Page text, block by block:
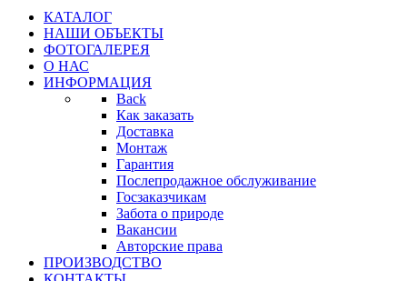
КАТАЛОГ
НАШИ ОБЪЕКТЫ
ФОТОГАЛЕРЕЯ
О НАС
ИНФОРМАЦИЯ
Back
Как заказать
Доставка
Монтаж
Гарантия
Послепродажное обслуживание
Госзаказчикам
Забота о природе
Вакансии
Авторские права
ПРОИЗВОДСТВО